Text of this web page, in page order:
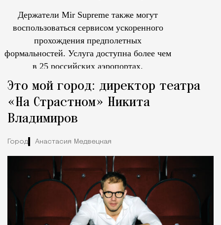
Держатели Mir Supreme также могут
воспользоваться сервисом ускоренного
прохождения предполетных
формальностей. Услуга доступна более чем
в 25 российских аэропортах.
Это мой город: директор театра
«На Страстном» Никита
Владимиров
Город Анастасия Медвецкая